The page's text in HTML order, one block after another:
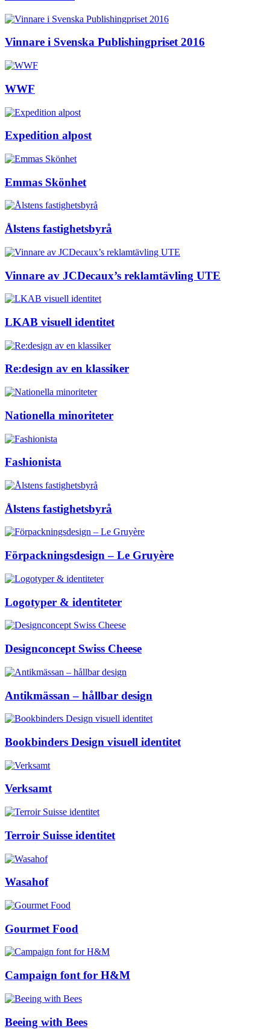
Vinnare i Svenska Publishingpriset 2016
WWF
Expedition alpost
Emmas Skönhet
Ålstens fastighetsbyrå
Vinnare av JCDecaux’s reklamtävling UTE
LKAB visuell identitet
Re:design av en klassiker
Nationella minoriteter
Fashionista
Ålstens fastighetsbyrå
Förpackningsdesign – Le Gruyère
Logotyper & identiteter
Designconcept Swiss Cheese
Antikmässan – hållbar design
Bookbinders Design visuell identitet
Verksamt
Terroir Suisse identitet
Wasahof
Gourmet Food
Campaign font for H&M
Beeing with Bees